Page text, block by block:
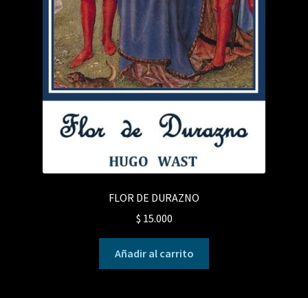
FLOR DE DURAZNO
$ 15.000
Añadir al carrito